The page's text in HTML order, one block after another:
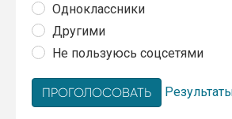
Одноклассники
Другими
Не пользуюсь соцсетями